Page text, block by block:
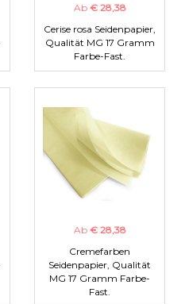
Ab € 28,38
Cerise rosa Seidenpapier,
Qualität MG 17 Gramm
Farbe-Fast.
Ab € 28,38
Cremefarben
Seidenpapier, Qualität
MG 17 Gramm Farbe-
Fast.